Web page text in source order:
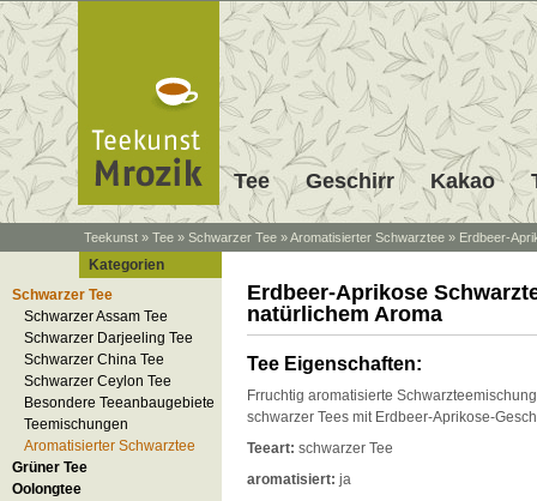
Tee Geschirr Kakao
Teekunst » Tee » Schwarzer Tee »Aromatisierter Schwarztee » Erdbeer-
Kategorien
Schwarzer Tee
Schwarzer Assam Tee
Schwarzer Darjeeling Tee
Schwarzer China Tee
Schwarzer Ceylon Tee
Besondere Teeanbaugebiete
Teemischungen
Aromatisierter Schwarztee
Grüner Tee
Oolongtee
Erdbeer-Aprikose
natürlichem Aroma
Tee Eigenschaften:
Frruchtig aromatisierte
schwarzer Tees mit Erdbeer-Aprikose-
Teeart: schwarzer Tee
aromatisiert: ja